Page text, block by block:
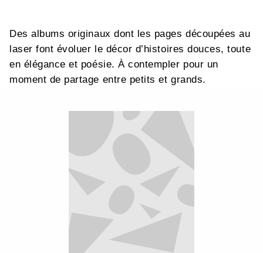
Des albums originaux dont les pages découpées au
laser font évoluer le décor d’histoires douces, toute
en élégance et poésie. À contempler pour un
moment de partage entre petits et grands.